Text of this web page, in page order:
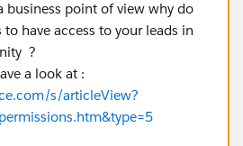
business point of view why do
have access to your leads in
?
a look at :
s/articleView?